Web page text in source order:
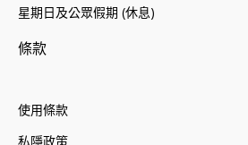
星期日及公眾假期 (休息)
條款
使用條款
私隱政策